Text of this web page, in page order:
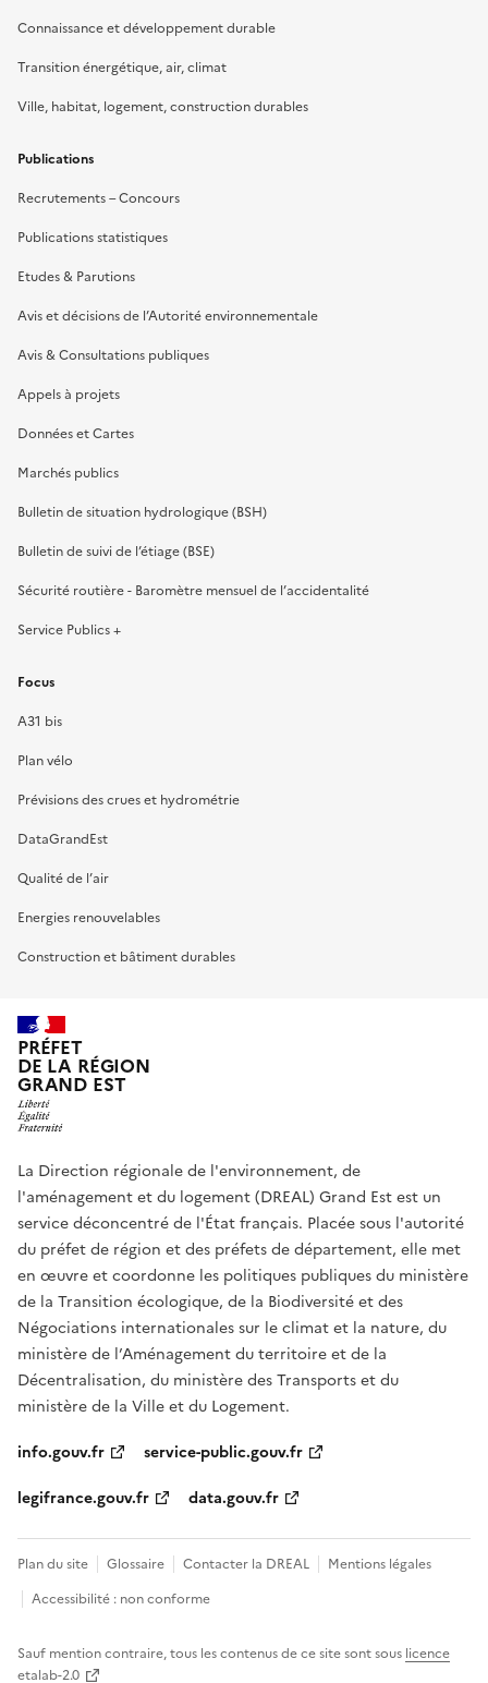
Connaissance et développement durable
Transition énergétique, air, climat
Ville, habitat, logement, construction durables
Publications
Recrutements – Concours
Publications statistiques
Etudes & Parutions
Avis et décisions de l’Autorité environnementale
Avis & Consultations publiques
Appels à projets
Données et Cartes
Marchés publics
Bulletin de situation hydrologique (BSH)
Bulletin de suivi de l’étiage (BSE)
Sécurité routière - Baromètre mensuel de l’accidentalité
Service Publics +
Focus
A31 bis
Plan vélo
Prévisions des crues et hydrométrie
DataGrandEst
Qualité de l’air
Energies renouvelables
Construction et bâtiment durables
PRÉFET
DE LA RÉGION
GRAND EST
La Direction régionale de l'environnement, de
l'aménagement et du logement (DREAL) Grand Est est un
service déconcentré de l'État français. Placée sous l'autorité
du préfet de région et des préfets de département, elle met
en œuvre et coordonne les politiques publiques du ministère
de la Transition écologique, de la Biodiversité et des
Négociations internationales sur le climat et la nature, du
ministère de l’Aménagement du territoire et de la
Décentralisation, du ministère des Transports et du
ministère de la Ville et du Logement.
info.gouv.fr
service-public.gouv.fr
legifrance.gouv.fr
data.gouv.fr
Plan du site Glossaire Contacter la DREAL
Mentions légales
Accessibilité : non conforme
Sauf mention contraire, tous les contenus de ce site sont sous licence
etalab-2.0